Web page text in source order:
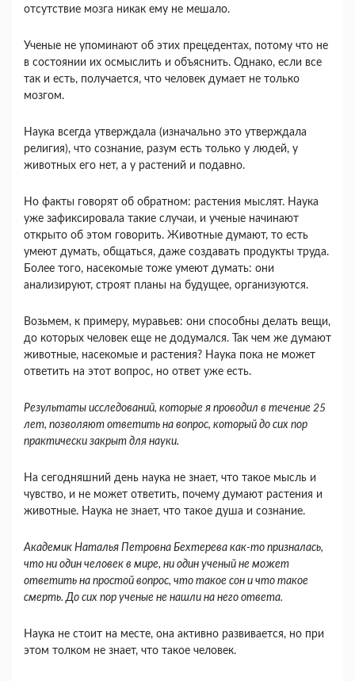
отсутствие мозга никак ему не мешало.
Ученые не упоминают об этих прецедентах, потому что не
в состоянии их осмыслить и объяснить. Однако, если все
так и есть, получается, что человек думает не только
мозгом.
Наука всегда утверждала (изначально это утверждала
религия), что сознание, разум есть только у людей, у
животных его нет, а у растений и подавно.
Но факты говорят об обратном: растения мыслят. Наука
уже зафиксировала такие случаи, и ученые начинают
открыто об этом говорить. Животные думают, то есть
умеют думать, общаться, даже создавать продукты труда.
Более того, насекомые тоже умеют думать: они
анализируют, строят планы на будущее, организуются.
Возьмем, к примеру, муравьев: они способны делать вещи,
до которых человек еще не додумался. Так чем же думают
животные, насекомые и растения? Наука пока не может
ответить на этот вопрос, но ответ уже есть.
Результаты исследований, которые я проводил в течение 25
лет, позволяют ответить на вопрос, который до сих пор
практически закрыт для науки.
На сегодняшний день наука не знает, что такое мысль и
чувство, и не может ответить, почему думают растения и
животные. Наука не знает, что такое душа и сознание.
Академик Наталья Петровна Бехтерева как-то призналась,
что ни один человек в мире, ни один ученый не может
ответить на простой вопрос, что такое сон и что такое
смерть. До сих пор ученые не нашли на него ответа.
Наука не стоит на месте, она активно развивается, но при
этом толком не знает, что такое человек.